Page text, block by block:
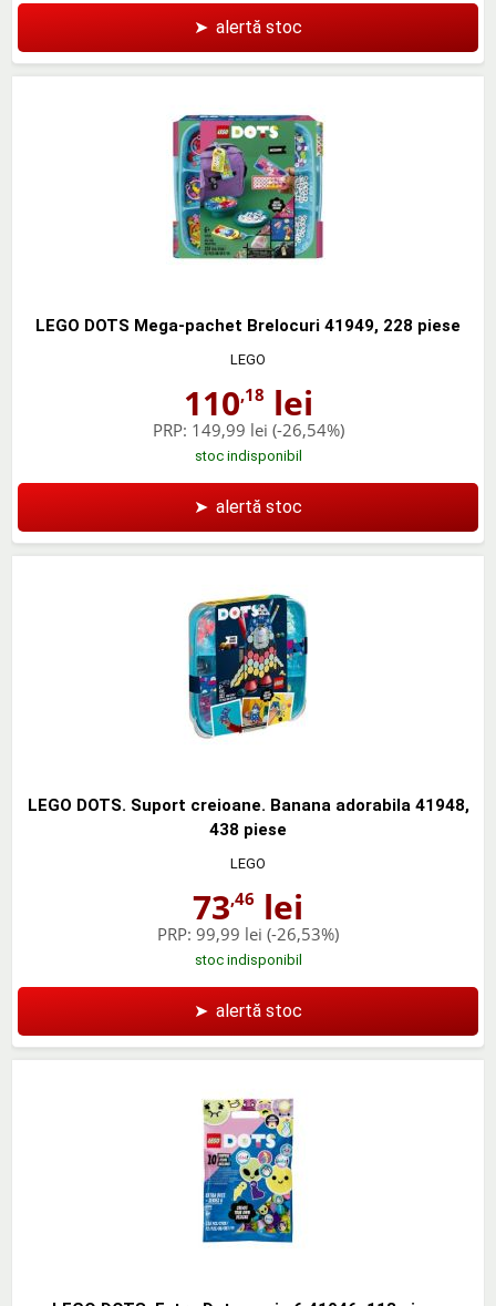
➤ alertă stoc
LEGO DOTS Mega-pachet Brelocuri 41949, 228 piese
LEGO
110,18 lei
PRP: 149,99 lei (-26,54%)
stoc indisponibil
➤ alertă stoc
LEGO DOTS. Suport creioane. Banana adorabila 41948,
438 piese
LEGO
73,46 lei
PRP: 99,99 lei (-26,53%)
stoc indisponibil
➤ alertă stoc